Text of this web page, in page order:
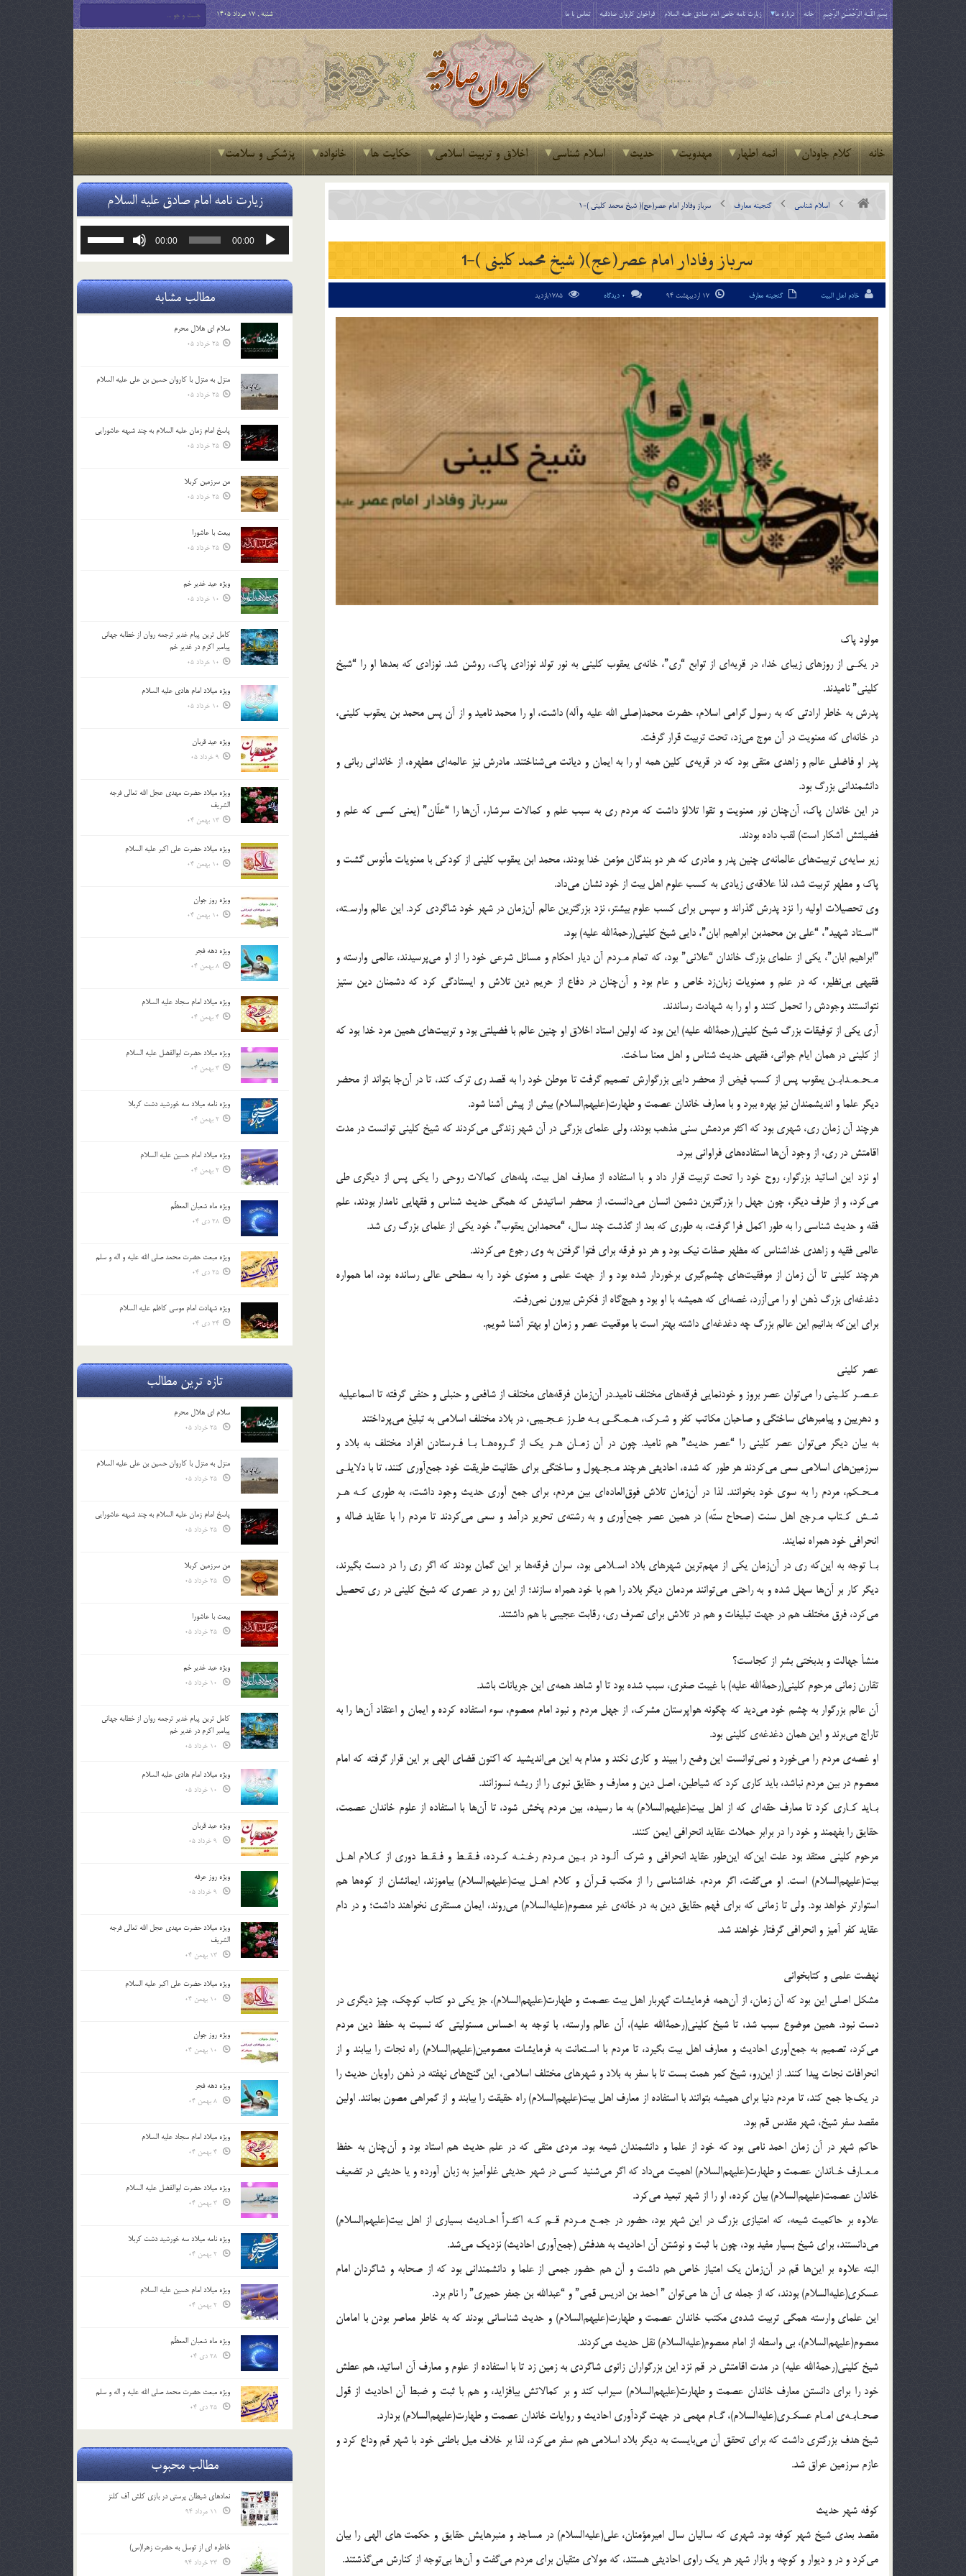
بِسْمِ اللَّـهِ الرَّحْمَـٰنِ الرَّحِيمِ خانه درباره ما زیارت نامه خاص امام صادق علیه السلام فراخوان کاروان صادقیه تماس با ما شنبه , 17 مرداد 1405
خانه کلام جاودان ائمه اطهار مهدویت حدیث اسلام شناسی اخلاق و تربیت اسلامی حکایت ها خانواده پزشکی و سلامت
اسلام شناسی گنجینه معارف سرباز وفادار امام عصر(عج)( شیخ محمد کلینی )-1
سرباز وفادار امام عصر(عج)( شیخ محمد کلینی )-1
خادم اهل البیت گنجینه معارف 0 دیدگاه
‌مولود پاك
در يكـي از روزهاي زيباي خدا، در قريه‌اي از توابع “ري”، خانه‌ي يعقوب كليني به نور تولد نوزادي پاك، روشن شد. نوزادي كه بعدها او را “شيخ
كليني” ناميدند.
پدرش به خاطر ارادتي كه به رسول گرامي اسلام، حضرت محمد(صلي الله عليه وآله) داشت، او را محمد ناميد و از آن پس محمد بن يعقوب كليني،
در خانه‌اي كه معنويت در آن موج مي‌زد، تحت تربيت قرار گرفت.
پدر او فاضلي عالم و زاهدي متقي بود كه در قريه‌ي كلين همه او را به ايمان و ديانت مي‌شناختند. مادرش نيز عالمه‌اي مطهره، از خانداني رباني و
دانشمنداني بزرگ بود.
در اين خاندان پاك، آن‌چنان نور معنويت و تقوا تلالؤ داشت كه مردم ري به سبب علم و كمالات سرشار، آن‌ها را “علّان” (يعني كسي كه علم و
فضيلتش آشكار است) لقب داده بودند.
زير سايه‌ي تربيت‌هاي عالمانه‌ي چنين پدر و مادري كه هر دو بندگان مؤمن خدا بودند، محمد ابن يعقوب كليني از كودكي با معنويات مأنوس گشت و
پاك و مطهر تربيت شد، لذا علاقه‌ي زيادي به كسب علوم اهل بيت از خود نشان مي‌داد.
وي تحصيلات اوليه را نزد پدرش گذراند و سپس براي كسب علوم بيشتر، نزد بزرگترين عالم آن‌زمان در شهر خود شاگردي كرد. اين عالم وارسـته،
“اسـتاد شهيد”، “علي بن محمدبن ابراهيم ابان”، دايي شيخ كليني(رحمةالله عليه) بود.
‌”‌ابراهيم ابان”، يكي از علماي بزرگ خاندان “علاني” بود، كه تمام مـردم آن ديار احكام و مسائل شرعي خود را از او مي‌پرسيدند، عالمي وارسته و
فقيهي بي‌نظير، كه در علم و معنويات زبان‌زد خاص و عام بود و آن‌چنان در دفاع از حريم دين تلاش و ايستادگي كرد كه دشمنان دين ستيز
نتوانستند وجودش را تحمل كنند و او را به شهادت رساندند.
آري يكي از توفيقات بزرگ شيخ كليني(رحمةالله عليه) اين بود كه اولين استاد اخلاق او چنين عالم با فضيلتي بود و تربيت‌هاي همين مرد خدا بود كه
از كليني در همان ايام جواني، فقيهي حديث شناس و اهل معنا ساخت.
مـحـمـدابـن يعقوب پس از كسب فيض از محضر دايي بزرگوارش تصميم گرفت تا موطن خود را به قصد ري ترك كند، تا در آن‌جا بتواند از محضر
ديگر علما و انديشمندان نيز بهره ببرد و با معارف خاندان عصمت و طهارت(عليهم‌السلام) بيش از پيش آشنا شود.
هرچند آن زمان ري، شهري بود كه اكثر مردمش سني مذهب بودند، ولي علماي بزرگي در آن شهر زندگي مي‌كردند كه شيخ كليني توانست در مدت
اقامتش در ري، از وجود آن‌ها استفاده‌هاي فراواني ببرد.
او نزد اين اساتيد بزرگوار، روح خود را تحت تربيت قرار داد و با استفاده از معارف اهل بيت، پله‌هاي كمالات روحي را يكي پس از ديگري طي
مي‌كرد، و از طرف ديگر، چون جهل را بزرگترين دشمن انسان مي‌دانست، از محضر اساتيدش كه همگي حديث شناس و فقهايي نامدار بودند، علم
فقه و حديث شناسي را به طور اكمل فرا گرفت، به طوري كه بعد از گذشت چند سال، “محمدابن يعقوب”، خود يكي از علماي بزرگ ري شد.
عالمي فقيه و زاهدي خداشناس كه مظهر صفات نيك بود و هر دو فرقه براي فتوا گرفتن به وي رجوع مي‌كردند. ‌
هرچند كليني تا آن زمان از موفقيت‌هاي چشم‌گيري برخوردار شده بود و از جهت علمي و معنوي خود را به سطحي عالي رسانده بود، اما همواره
دغدغه‌اي بزرگ ذهن او را مي‌آزرد، غصه‌اي كه هميشه با او بود و هيچ‌گاه از فكرش بيرون نمي‌رفت.
براي اين‌كه بدانيم اين عالم بزرگ چه دغدغه‌اي داشته بهتر است با موقعيت عصر و زمان او بهتر آشنا شويم.
‌عصر كليني
عـصـر كلـيني را مي‌توان عصر بروز و خودنمايي فرقه‌هاي مختلف ناميد.در آن‌زمان فرقه‌هاي مختلف از شافعي و حنبلي و حنفي گرفته تا اسماعيليه ‌
و دهريين و پيامبرهاي ساختگي و صاحبان مكاتب كفر و شـرك، هـمـگـي بـه طـرز عـجـيبي، در بلاد مختلف اسلامي به تبليغ مي‌پرداختند
به بيان ديگر مي‌توان عصر كليني را “عصر حديث” هم ناميد. چون در آن زمـان هـر يك از گـروه‌هـا بـا فـرستادن افراد مختلف به بلاد و
سرزمين‌هاي اسلامي سعي مي‌كردند هر طور كه شده، احاديثي هرچند مـجـهول و ساختگي براي حقانيت طريقت خود جمع‌آوري كنند، تا با دلايلـي
مـحـكم، مردم را به سوي خود بخوانند. لذا در آن‌زمان تلاش فوق‌العاده‌اي بين مردم، براي جمع آوري حديث وجود داشت، به طوري كـه هـر
شـش كـتاب مـرجع اهل سنت (صحاح ستّه) در همين عصر جمع‌آوري و به رشته‌ي تحرير درآمد و سعي مي‌كردند تا مردم را با عقايد ضاله و
انحرافي خود همراه نمايند.
بـا توجه به اين‌كه ري در آن‌زمان يكي از مهم‌ترين شهرهاي بلاد اسـلامي بود، سران فرقه‌ها بر اين گمان بودند كه اگر ري را در دست بگيرند،
ديگر كار بر آن‌ها سهل شده و به راحتي مي‌توانند مردمان ديگر بلاد را هم با خود همراه سازند؛ از اين رو در عصري كه شيخ كليني در ري تحصيل
مي‌كرد، فرق مختلف هم در جهت تبليغات و هم در تلاش براي تصرف ري، رقابت عجيبي با هم داشتند.
منشأ جهالت و بدبختي بشر از كجاست؟
تقارن زماني مرحوم كليني(رحمةالله عليه) با غيبت صغري، سبب شده بود تا او شاهد همه‌ي اين جريانات باشد. ‌ ‌
آن عالم بزرگوار به چشم خود مي‌ديد كه چگونه هواپرستان مشرك، از جهل مردم و نبود امام معصوم، سوء استفاده كرده و ايمان و اعتقاد آن‌ها را به
تاراج مي‌برند و اين همان دغدغه‌ي كليني بود.
او غصه‌ي مردم را مي‌خورد و نمي‌توانست اين وضع را ببيند و كاري نكند و مدام به اين مي‌انديشيد كه اكنون قضاي الهي بر اين قرار گرفته كه امام
معصوم در بين مردم نباشد، بايد كاري كرد كه شياطين، اصل دين و معارف و حقايق نبوي را از ريشه نسوزانند.
بـايد كـاري كرد تا معارف حقه‌اي كه از اهل بيت(عليهم‌السلام) به ما رسيده، بين مردم پخش شود، تا آن‌ها با استفاده از علوم خاندان عصمت،
حقايق را بفهمند و خود را در برابر حملات عقايد انحرافي ايمن كنند.
مرحوم كليني معتقد بود علت اين‌كه اين‌طور عقايد انحرافي و شرك آلـود در بـين مـردم رخـنـه كـرده، فـقـط و فـقـط دوري از كـلام اهـل
بيت(عليهم‌السلام) است. او مي‌گفت، اگر مردم، خداشناسي را از مكتب قـرآن و كلام اهـل بيت(عليهم‌السلام) بياموزند، ايمانشان از كوه‌ها هم
استوارتر خواهد بود. ولي تا زماني كه براي فهم حقايق دين به در خانه‌ي غير معصوم(عليه‌السلام) مي‌روند، ايمان مستقري نخواهند داشت؛ و در دام
عقايد كفر آميز و انحرافي گرفتار خواهند شد.
نهضت علمي و كتابخواني
مشكل اصلي اين بود كه آن زمان، از آن‌همه فرمايشات گهربار اهل بيت عصمت و طهارت(عليهم‌السلام)، جز يكي دو كتاب كوچك، چيز ديگري در
دست نبود. همين موضوع سبب شد، تا شيخ كليني(رحمةالله عليه)، آن عالم وارسته، با توجه به احساس مسئوليتي كه نسبت به حفظ دين مردم
مي‌كرد، تصميم به جمع‌آوري احاديث و معارف اهل بيت بگيرد، تا مردم با اسـتعانت به فرمايشات معصومين(عليهم‌السلام) راه نجات را بيابند و از
انحرافات نجات پيدا كنند. از اين‌رو، شيخ كمر همت بست تا با سفر به بلاد و شهرهاي مختلف اسلامي، اين گنج‌هاي نهفته در ذهن راويان حديث را
در يك‌جا جمع كند، تا مردم دنيا براي هميشه بتوانند با استفاده از معارف اهل بيت(عليهم‌السلام) راه حقيقت را بيابند و از گمراهي مصون بمانند. اولين
مقصد سفر شيخ، شهر مقدس قم بود.
حاكم شهر در آن زمان احمد نامي بود كه خود از علما و دانشمندان شيعه بود. مردي متقي كه در علم حديث هم استاد بود و آن‌چنان به حفظ
مـعـارف خـاندان عصمت و طهارت(عليهم‌السلام) اهميت مي‌داد كه اگر مي‌شنيد كسي در شهر حديثي غلوآميز به زبان آورده و يا حديثي در تضعيف
خاندان عصمت(عليهم‌السلام) بيان كرده، او را از شهر تبعيد مي‌كرد.
علاوه بر حاكميت شيعه، كه امتيازي بزرگ در اين شهر بود، حضور در جمـع مـردم قـم كـه اكثـراً احـاديث بسياري از اهل بيت(عليهم‌السلام)
مي‌دانستند، براي شيخ بسيار مفيد بود، چون با ثبت و نوشتن آن احاديث به هدفش (جمع‌‌آوري احاديث) نزديك مي‌شد.
البته علاوه بر اين‌ها قم در آن‌زمان يك امتياز خاص هم داشت و آن هم حضور جمعي از علما و دانشمنداني بود كه از صحابه و شاگردان امام
عسكري(عليه‌السلام) بودند، كه از جمله ی ‌‌آن ‌ها می‌توان ” احمد بن ادريس قمي” و “عبدالله بن جعفر حميري” را نام برد.
اين علماي وارسته همگي تربيت شده‌ي مكتب خاندان عصمت و طهارت(عليهم‌السلام) و حديث شناساني بودند كه به خاطر معاصر بودن با امامان
معصوم(عليهم‌السلام)، بي واسطه از امام معصوم(عليه‌السلام) نقل حديث مي‌كردند.
شيخ كليني(رحمةالله عليه) در مدت اقامتش در قم نزد اين بزرگواران زانوي شاگردي به زمين زد تا با استفاده از علوم و معارف آن اساتيد، هم عطش
خود را براي دانستن معارف خاندان عصمت و طهارت(عليهم‌السلام) سيراب كند و بر كمالاتش بيافزايد، و هم با ثبت و ضبط آن احاديث از قول
صحـابـه‌ي امـام عسكـري(عليه‌السلام)، گـام مهمي در جهت گردآوري احاديث و روايات خاندان عصمت و طهارت(عليهم‌السلام) بردارد.
شيخ هدف بزرگتري داشت كه براي تحقق آن مي‌بايست به ديگر بلاد اسلامي هم سفر مي‌كرد، لذا بر خلاف ميل باطني خود با شهر قم وداع كرد و
عازم سرزمين عراق شد.
كوفه شهر حديث
‌مقصد بعدي شيخ شهر كوفه بود. شهري كه ساليان سال اميرمؤمنان، علي(عليه‌السلام) در مساجد و منبرهايش حقايق و حكمت ‌هاي الهي را بيان
مي‌كرد و در و ديوار و كوچه و بازار شهر هر يك راوي احاديثي هستند، كه مولاي متقيان براي مردم مي‌گفت و آن‌ها بي‌توجه از كنارش مي‌گذشتند.
زیارت نامه امام صادق علیه السلام
پخش‌کننده
00:00
00:00
یا
صدا
کلیدهای
مطالب مشابه
سلام ای هلال محرم
25 خرداد 05
منزل به منزل با کاروان حسین بن علی علیه السلام
25 خرداد 05
پاسخ امام زمان علیه السلام به چند شبهه عاشورایی
25 خرداد 05
من سرزمین کربلا
25 خرداد 05
بیعت با عاشورا
25 خرداد 05
ویژه عید غدیر خم
10 خرداد 05
کامل ترین پیام غدیر ترجمه روان از خطابه جهانی
پیامبر اکرم در غدیر خم
10 خرداد 05
ویژه میلاد امام هادی علیه السلام
10 خرداد 05
ویژه عید قربان
9 خرداد 05
ویژه میلاد حضرت مهدی عجل الله تعالی فرجه
الشريف
13 بهمن 04
ویژه میلاد حضرت علی اکبر علیه السلام
10 بهمن 04
ویژه روز جوان
10 بهمن 04
ویژه دهه فجر
8 بهمن 04
ویژه میلاد امام سجاد علیه السلام
4 بهمن 04
ویژه میلاد حضرت ابوالفضل علیه السلام
3 بهمن 04
ویژه نامه میلاد سه خورشید دشت کربلا
2 بهمن 04
ویژه میلاد امام حسین علیه السلام
2 بهمن 04
ویژه ماه شعبان المعظّم
28 دی 04
ویژه مبعث حضرت محمد صلی الله علیه و اله و سلم
25 دی 04
ویژه شهادت امام موسی کاظم علیه السلام
24 دی 04
تازه ترین مطالب
سلام ای هلال محرم
منزل به منزل با کاروان حسین بن علی علیه السلام
پاسخ امام زمان علیه السلام به چند شبهه عاشورایی
من سرزمین کربلا
بیعت با عاشورا
ویژه عید غدیر خم
کامل ترین پیام غدیر ترجمه روان از خطابه جهانی
پیامبر اکرم در غدیر خم
ویژه میلاد امام هادی علیه السلام
ویژه عید قربان
ویژه روز عرفه
ویژه میلاد حضرت مهدی عجل الله تعالی فرجه
الشريف
ویژه میلاد حضرت علی اکبر علیه السلام
ویژه روز جوان
ویژه دهه فجر
ویژه میلاد امام سجاد علیه السلام
ویژه میلاد حضرت ابوالفضل علیه السلام
ویژه نامه میلاد سه خورشید دشت کربلا
ویژه میلاد امام حسین علیه السلام
ویژه ماه شعبان المعظّم
ویژه مبعث حضرت محمد صلی الله علیه و اله و سلم
مطالب محبوب
نمادهای شیطان پرستی در بازی کلش آف کلنز
خاطره ای از توسل به حضرت زهرا(س)